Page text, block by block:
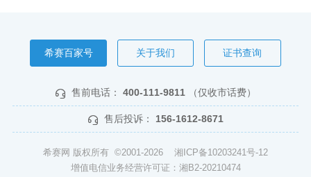
希赛百家号 关于我们 证书查询
售前电话： 400-111-9811 （仅收市话费）
售后投诉： 156-1612-8671
希赛网 版权所有 ©2001-2026 湘ICP备10203241号-12
增值电信业务经营许可证：湘B2-20210474